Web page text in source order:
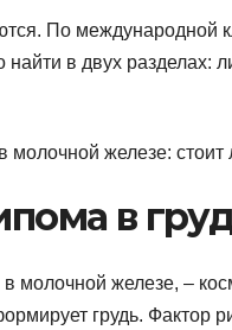
По
найти в двух разделах:
в
молочной железе, –
грудь. Фактор